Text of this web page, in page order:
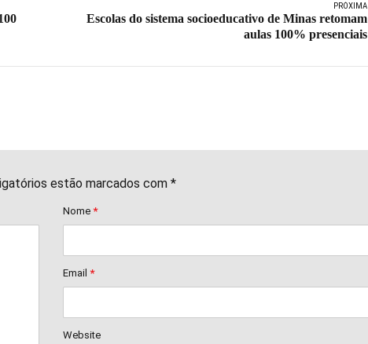
PRÓXIMA
Escolas do sistema socioeducativo de Minas retomam
aulas 100% presenciais
estão marcados com *
Nome *
Email *
Website